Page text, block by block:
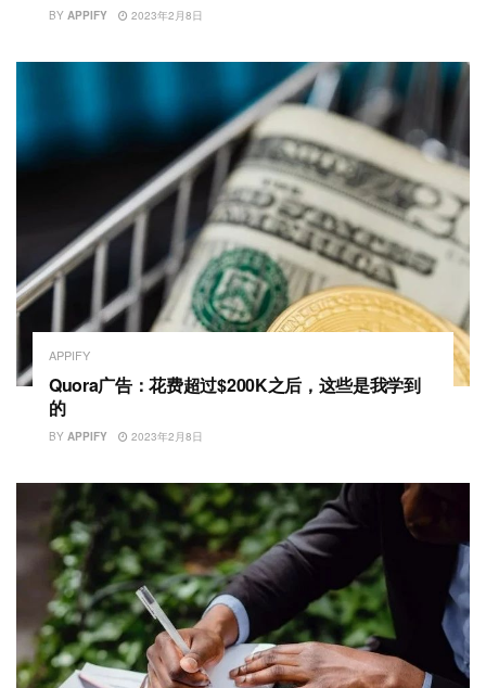
BY APPIFY 2023年2月8日
APPIFY
Quora广告：花费超过$200K之后，这些是我学到
的
BY APPIFY 2023年2月8日